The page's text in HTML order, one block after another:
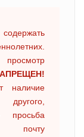
наличие
просьба